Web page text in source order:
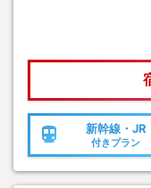
新幹線・JR
付きプラン